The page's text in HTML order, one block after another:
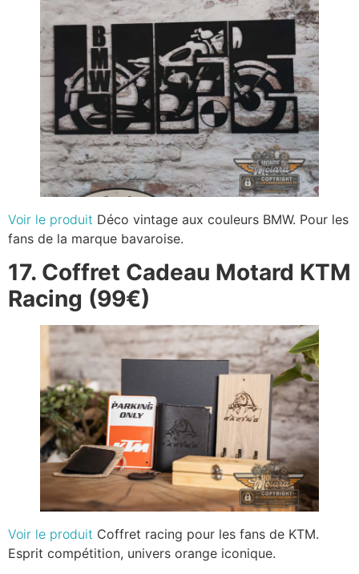
Voir le produit Déco vintage aux couleurs BMW. Pour les
fans de la marque bavaroise.
17. Coffret Cadeau Motard KTM
Racing (99€)
Voir le produit Coffret racing pour les fans de KTM.
Esprit compétition, univers orange iconique.